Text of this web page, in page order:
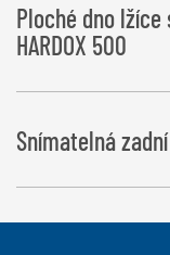
Ploché dno
HARDOX 500
Snímatelná